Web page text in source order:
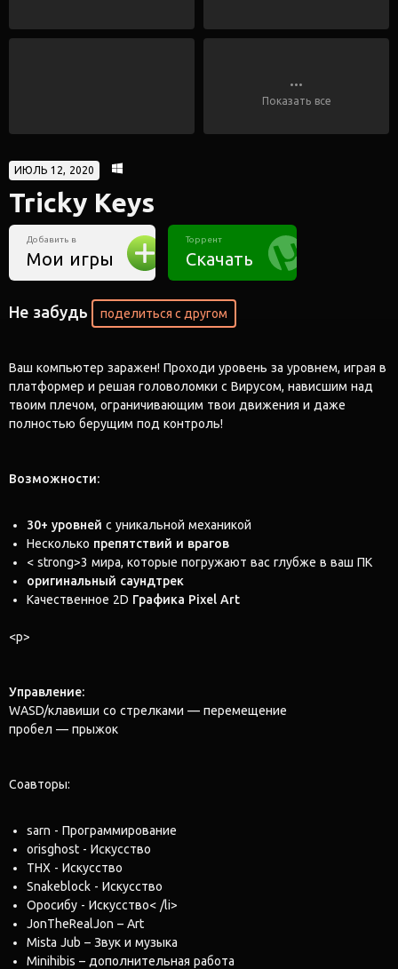
...
Показать все
ИЮЛЬ 12, 2020
Tricky Keys
Добавить в
Мои игры
Торрент
Скачать
Не забудь поделиться с другом
Ваш компьютер заражен! Проходи уровень за уровнем, играя в
платформер и решая головоломки с Вирусом, нависшим над
твоим плечом, ограничивающим твои движения и даже
полностью берущим под контроль!
Возможности:
30+ уровней с уникальной механикой
Несколько препятствий и врагов
< strong>3 мира, которые погружают вас глубже в ваш ПК
оригинальный саундтрек
Качественное 2D Графика Pixel Art
Управление:
WASD/клавиши со стрелками — перемещение
пробел — прыжок
Соавторы:
sarn - Программирование
orisghost - Искусство
THX - Искусство
Snakeblock - Искусство
Оросибу - Искусство< /li>
JonTheRealJon – Art
Mista Jub – Звук и музыка
Minihibis – дополнительная работа